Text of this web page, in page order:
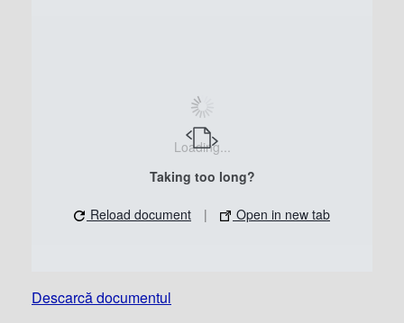
Loading...
Taking too long?
Reload document | Open in new tab
Descarcă documentul